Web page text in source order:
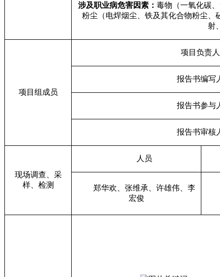
涉及职业病危害因素： 毒物（一氧化碳
粉尘（电焊烟尘、铁及其化合物粉尘、
射
项目组成员
项目负责人
报告书编写
报告书参与
报告书审核
现场调查、采
样、检测
人员
郑华欢
张维承、许雄伟、李
宏俊